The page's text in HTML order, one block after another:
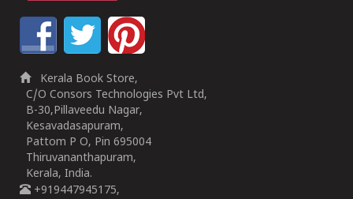
Kerala Book Store,
C/O Consors Technologies Pvt Ltd,
B-30,Pillaveedu Nagar,
Kesavadasapuram,
Pattom P O, Pin 695004
Thiruvananthapuram,
Kerala, India.
+919447945175,